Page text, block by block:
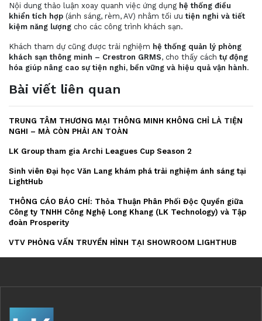
Nội dung thảo luận xoay quanh việc ứng dụng hệ thống điều
khiển tích hợp (ánh sáng, rèm, AV) nhằm tối ưutiện nghi và tiết
kiệm năng lượng cho các công trình khách sạn.
Khách tham dự cũng được trải nghiệm hệ thống quản lý phòng
khách sạn thông minh – Crestron GRMS, cho thấy cáchtự động
hóa giúp nâng cao sự tiện nghi, bền vững và hiệu quả vận hành.
Bài viết liên quan
TRUNG TÂM THƯƠNG MẠI THÔNG MINH KHÔNG CHỈ LÀ TIỆN
NGHI – MÀ CÒN PHẢI AN TOÀN
LK Group tham gia Archi Leagues Cup Season 2
Sinh viên Đại học Văn Lang khám phá trải nghiệm ánh sáng tại
LightHub
THÔNG CÁO BÁO CHÍ: Thỏa Thuận Phân Phối Độc Quyền giữa
Công ty TNHH Công Nghệ Long Khang (LK Technology) và Tập
đoàn Prosperity
VTV PHỎNG VẤN TRUYỀN HÌNH TẠI SHOWROOM LIGHTHUB